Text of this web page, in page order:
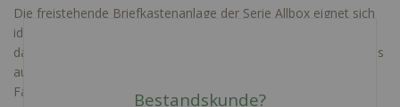
Die freistehende Briefkastenanlage der Serie Allbox eignet sich
ideal für eine Wohneinheit. Die Entnahmetür, das Sockelblech,
das Zeitungsfach und der Deckel sind aus Edelstahl - der Korpus
aus pulverbeschichteten Stahlblech (Farbe wählen). Die RAL
Farbe ist dabei frei wählbarBestandskunde?